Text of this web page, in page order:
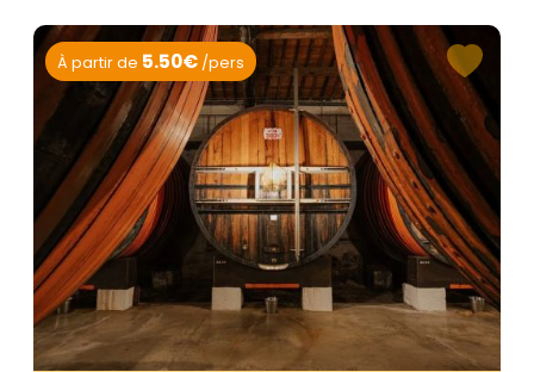
À partir de 5.50€ /pers